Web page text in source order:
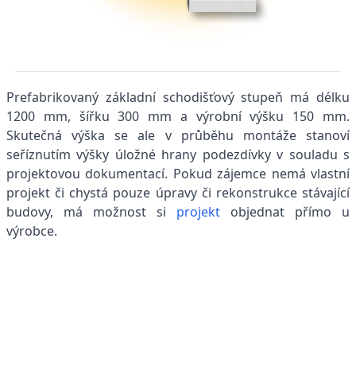
Prefabrikovaný základní schodišťový stupeň má délku
1200 mm, šířku 300 mm a výrobní výšku 150 mm.
Skutečná výška se ale v průběhu montáže stanoví
seříznutím výšky úložné hrany podezdívky v souladu s
projektovou dokumentací. Pokud zájemce nemá vlastní
projekt či chystá pouze úpravy či rekonstrukce stávající
budovy, má možnost si projekt objednat přímo u
výrobce.